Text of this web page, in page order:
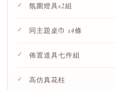
✓ 氛圍燈具x2組
✓ 同主題桌巾 x4條
✓ 佈置道具七件組
✓ 高仿真花柱